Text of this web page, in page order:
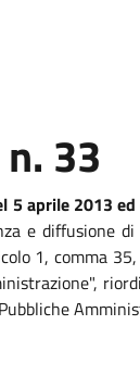
33
5 aprile 2013
e diffusione
1, comma